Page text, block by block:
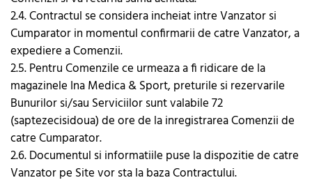
2.4. Contractul se considera incheiat intre Vanzator si
Cumparator in momentul confirmarii de catre Vanzator, a
expediere a Comenzii.
2.5. Pentru Comenzile ce urmeaza a fi ridicare de la
magazinele Ina Medica & Sport, preturile si rezervarile
Bunurilor si/sau Serviciilor sunt valabile 72
(saptezecisidoua) de ore de la inregistrarea Comenzii de
catre Cumparator.
2.6. Documentul si informatiile puse la dispozitie de catre
Vanzator pe Site vor sta la baza Contractului.